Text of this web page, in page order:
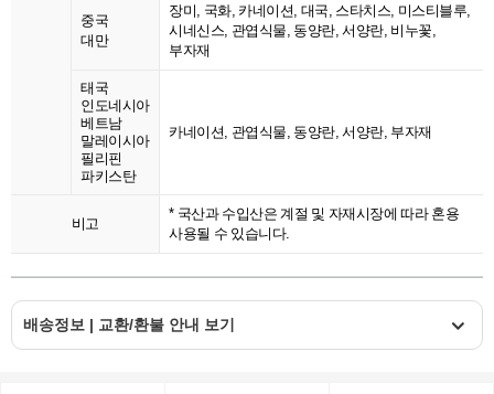
중국
대만
장미, 국화, 카네이션, 대국, 스타치스, 미스티블루,
시네신스, 관엽식물, 동양란, 서양란, 비누꽃,
부자재
태국
인도네시아
베트남
말레이시아
필리핀
파키스탄
카네이션, 관엽식물, 동양란, 서양란, 부자재
비고
* 국산과 수입산은 계절 및 자재시장에 따라 혼용
사용될 수 있습니다.
배송정보 | 교환/환불 안내 보기